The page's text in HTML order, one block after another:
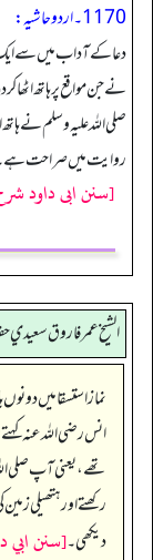
1170۔ اردو حاشیہ:
دعا کے آداب میں سے ایک
نے جن مواقع پر ہاتھ اٹھا
صلی اللہ علیہ وسلم نے
روایت میں صراحت
[سنن ابی داود
الشيخ عمر فاروق سعيدي
نماز استسقا میں دونوں
انس رضی اللہ عنہ
تھے، یعنی آپ صلی
رکھتے اور ہتھیلی
دیکھی۔[سنن ابي